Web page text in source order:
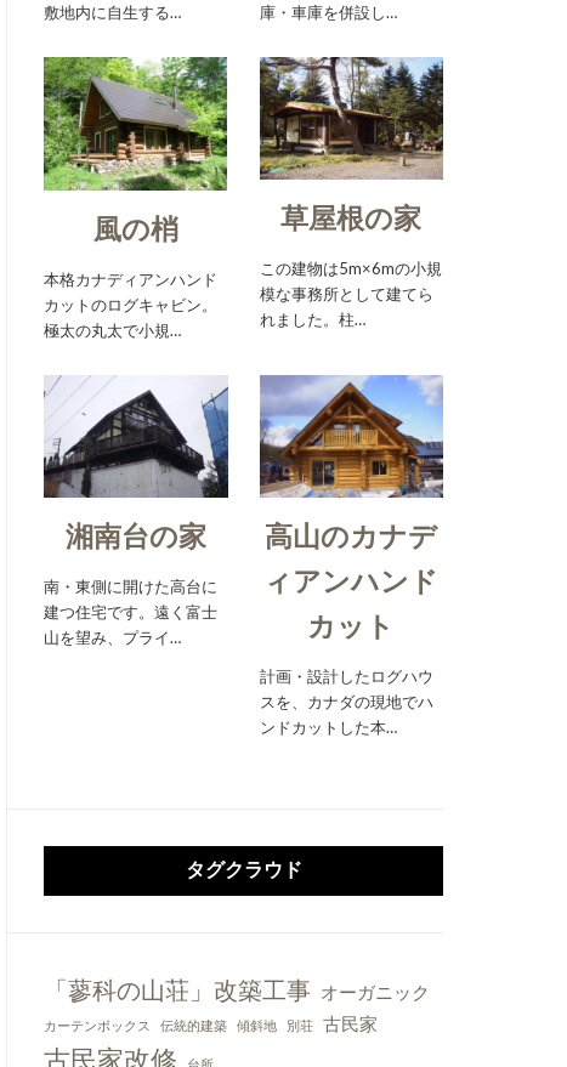
敷地内に自生する…
庫・車庫を併設し…
風の梢
本格カナディアンハンド
カットのログキャビン。
極太の丸太で小規…
草屋根の家
この建物は5m×6mの小規
模な事務所として建てら
れました。柱…
湘南台の家
南・東側に開けた高台に
建つ住宅です。遠く富士
山を望み、プライ…
高山のカナデ
ィアンハンド
カット
計画・設計したログハウ
スを、カナダの現地でハ
ンドカットした本…
タグクラウド
「蓼科の山荘」改築工事 オーガニック
カーテンボックス 伝統的建築 傾斜地 別荘 古民家
古民家改修